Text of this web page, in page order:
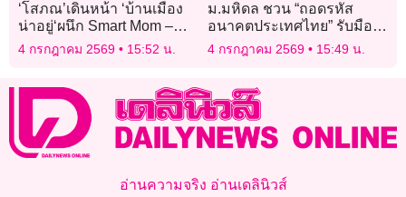
‘โสภณ’เดินหน้า ‘บ้านเมือง
น่าอยู่‘ผนึก Smart Mom –
มหัศจรรย์ 1,000 วัน สร้าง
ต้นแบบดูแลแม่และเด็ก 6
4 กรกฎาคม 2569 15:52 น.
ม.มหิดล ชวน “ถอดรหัส
อนาคตประเทศไทย” รับมือ
ยุคประชากรหดตัว สู่การ
สร้างคุณภาพสังคม
4 กรกฎาคม 2569 15:49 น.
อ่านความจริง อ่านเดลินิวส์